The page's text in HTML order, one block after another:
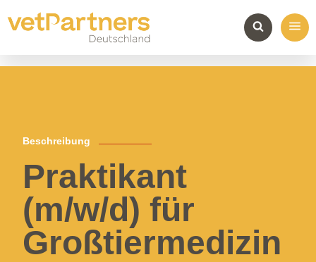
Beschreibung
Praktikant
(m/w/d) für
Großtiermedizin